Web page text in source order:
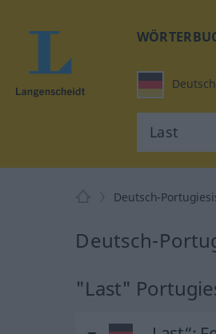
Deutsch
Deutsch-
Deutsch-
"Last"